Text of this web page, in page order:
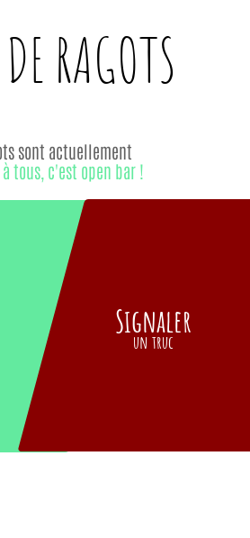
RAGOTS
sont actuellement
tous, c'est open bar !
Signaler
un truc